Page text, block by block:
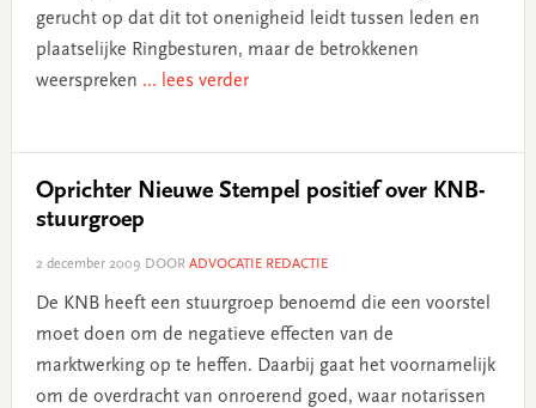
gerucht op dat dit tot onenigheid leidt tussen leden en
plaatselijke Ringbesturen, maar de betrokkenen
weerspreken ... lees verder
Oprichter Nieuwe Stempel positief over KNB-
stuurgroep
2 december 2009 DOOR ADVOCATIE REDACTIE
De KNB heeft een stuurgroep benoemd die een voorstel
moet doen om de negatieve effecten van de
marktwerking op te heffen. Daarbij gaat het voornamelijk
om de overdracht van onroerend goed, waar notarissen